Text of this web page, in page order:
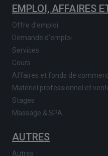
EMPLOI, AFFAIRES
Offre d'emploi
Demande d'emploi
Services
Cours
Affaires et fonds de
Matériel professionnel et
Stages
Massage & SPA
AUTRES
Autres